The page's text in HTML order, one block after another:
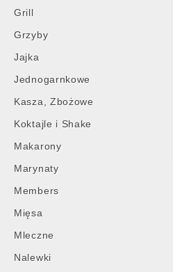
Grill
Grzyby
Jajka
Jednogarnkowe
Kasza, Zbożowe
Koktajle i Shake
Makarony
Marynaty
Members
Mięsa
Mleczne
Nalewki